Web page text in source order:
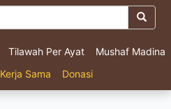
Tilawah Per Ayat
Mushaf Madina
Kerja Sama Donasi